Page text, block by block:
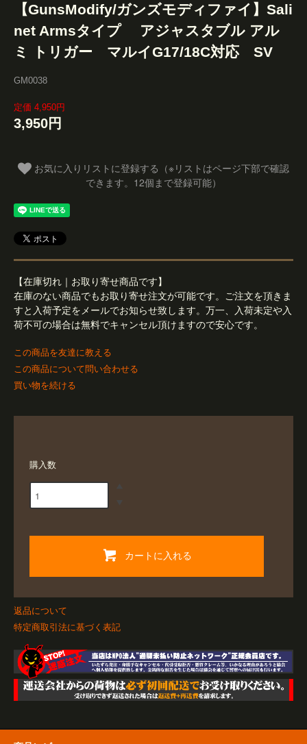
【GunsModify/ガンズモディファイ】Sali
net Armsタイプ アジャスタブル アル
ミ トリガー マルイG17/18C対応 SV
GM0038
定価 4,950円
3,950円
できます。12個まで登録可能）
【在庫切れ｜お取り寄せ商品です】
在庫のない商品でもお取り寄せ注文が可能です。ご注文を頂きま
すと入荷予定をメールでお知らせ致します。万一、入荷未定や入
荷不可の場合は無料でキャンセル頂けますので安心です。
この商品を友達に教える
この商品について問い合わせる
買い物を続ける
購入数
カートに入れる
返品について
特定商取引法に基づく表記